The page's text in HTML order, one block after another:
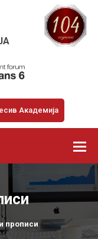
Академија
прописи